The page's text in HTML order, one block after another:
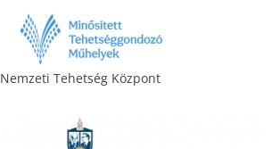
Nemzeti Tehetség Központ